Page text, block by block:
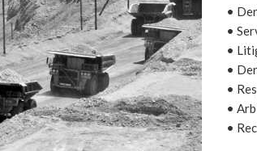
•
•
•
•
•
•
•